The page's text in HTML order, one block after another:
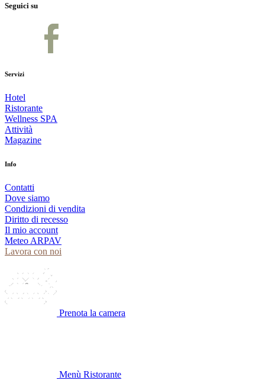
Seguici su
Servizi
Hotel
Ristorante
Wellness SPA
Attività
Magazine
Info
Contatti
Dove siamo
Condizioni di vendita
Diritto di recesso
Il mio account
Meteo ARPAV
Lavora con noi
Prenota la camera
Menù Ristorante